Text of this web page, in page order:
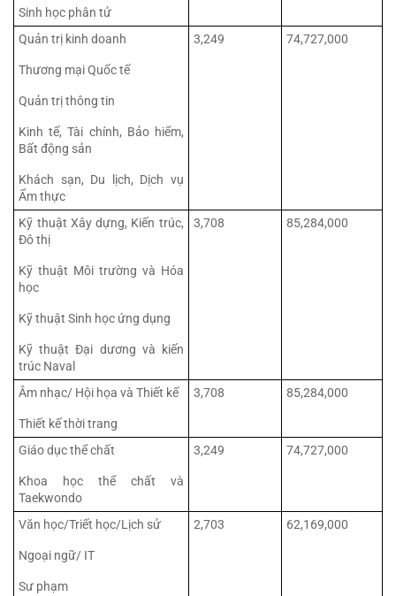
Sinh học phân tử
Quản trị kinh doanh
Thương mại Quốc tế
Quản trị thông tin
Kinh tế, Tài chính, Bảo hiểm,
Bất động sản
Khách sạn, Du lịch, Dịch vụ
Ẩm thực
3,249 74,727,000
Kỹ thuật Xây dựng, Kiến trúc,
Đô thị
Kỹ thuật Môi trường và Hóa
học
Kỹ thuật Sinh học ứng dụng
Kỹ thuật Đại dương và kiến
trúc Naval
3,708 85,284,000
Âm nhạc/ Hội họa và Thiết kế
Thiết kế thời trang
3,708 85,284,000
Giáo dục thể chất
Khoa học thể chất và
Taekwondo
3,249 74,727,000
Văn học/Triết học/Lịch sử
Ngoại ngữ/ IT
Sư phạm
2,703 62,169,000